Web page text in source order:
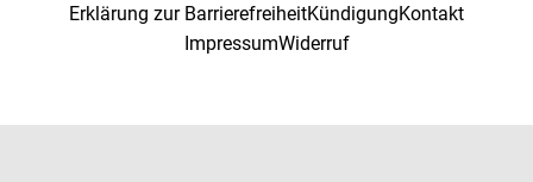
Erklärung zur BarrierefreiheitKündigungKontakt
ImpressumWiderruf